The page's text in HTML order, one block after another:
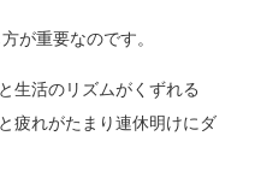
が重要なのです。
生活のリズムがくずれる
疲れがたまり連休明けにダ